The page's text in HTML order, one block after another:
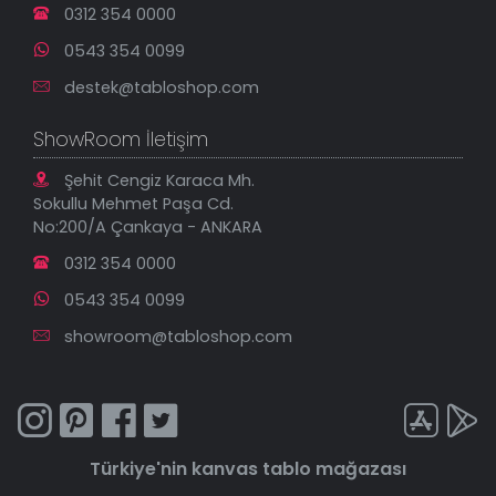
0312 354 0000
0543 354 0099
destek@tabloshop.com
ShowRoom İletişim
Şehit Cengiz Karaca Mh.
Sokullu Mehmet Paşa Cd.
No:200/A Çankaya - ANKARA
0312 354 0000
0543 354 0099
showroom@tabloshop.com
Türkiye'nin kanvas tablo mağazası